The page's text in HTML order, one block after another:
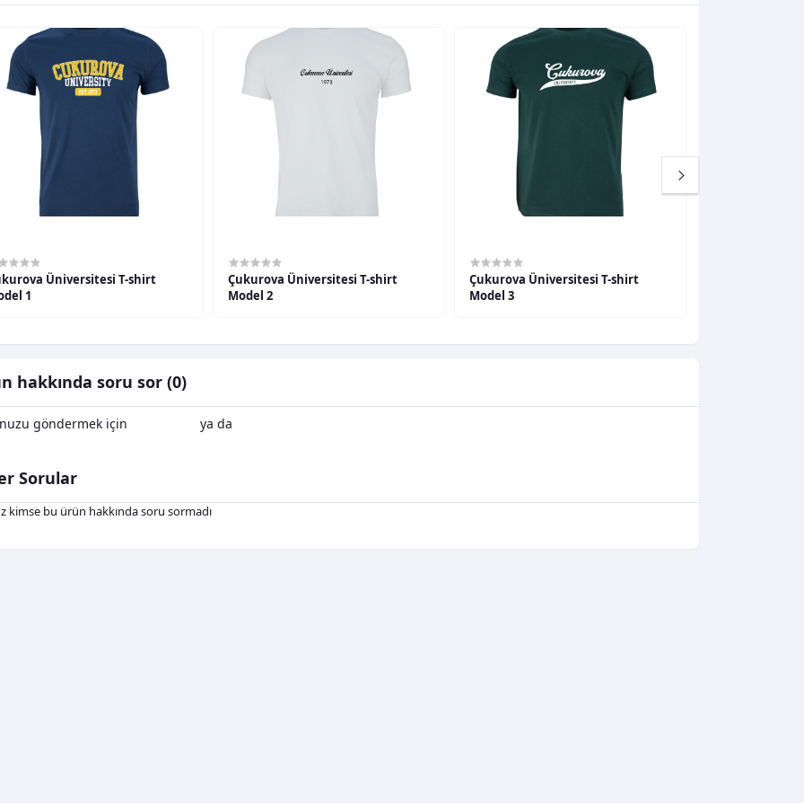
Üniversitesi T-shirt
1
Çukurova Üniversitesi T-shirt
Model 2
Çukurova Üniversitesi T-shirt
Model 3
hakkında soru sor (0)
göndermek için ya da
Sorular
kimse bu ürün hakkında soru sormadı